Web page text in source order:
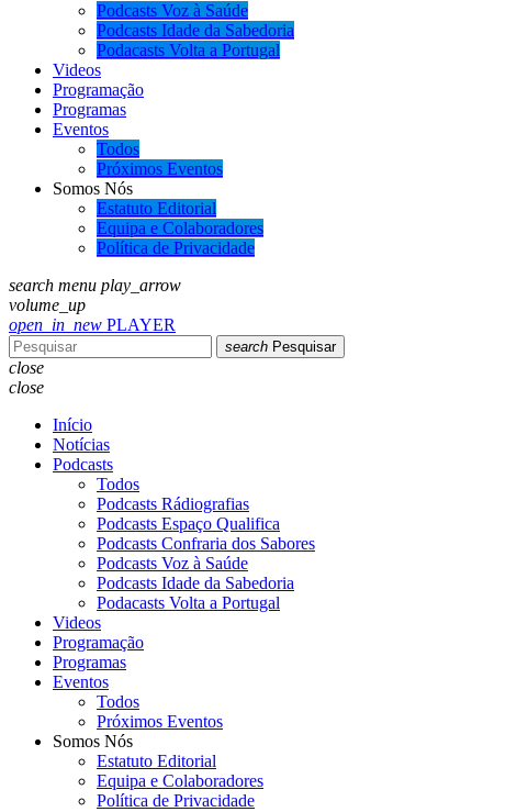
Podcasts Voz à Saúde
Podcasts Idade da Sabedoria
Podacasts Volta a Portugal
Videos
Programação
Programas
Eventos
Todos
Próximos Eventos
Somos Nós
Estatuto Editorial
Equipa e Colaboradores
Política de Privacidade
search menu play_arrow
volume_up
open_in_new PLAYER
search Pesquisar
close
close
Início
Notícias
Podcasts
Todos
Podcasts Rádiografias
Podcasts Espaço Qualifica
Podcasts Confraria dos Sabores
Podcasts Voz à Saúde
Podcasts Idade da Sabedoria
Podacasts Volta a Portugal
Videos
Programação
Programas
Eventos
Todos
Próximos Eventos
Somos Nós
Estatuto Editorial
Equipa e Colaboradores
Política de Privacidade